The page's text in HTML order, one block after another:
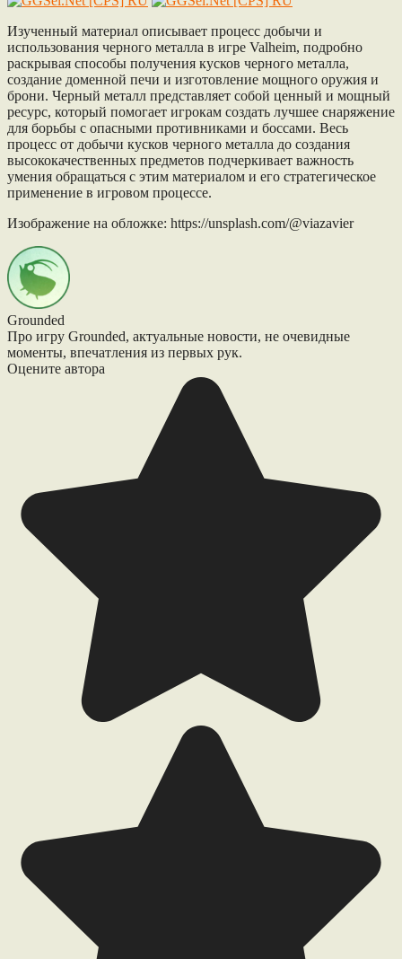
Изученный материал описывает процесс добычи и
использования черного металла в игре Valheim, подробно
раскрывая способы получения кусков черного металла,
создание доменной печи и изготовление мощного оружия и
брони. Черный металл представляет собой ценный и мощный
ресурс, который помогает игрокам создать лучшее снаряжение
для борьбы с опасными противниками и боссами. Весь
процесс от добычи кусков черного металла до создания
высококачественных предметов подчеркивает важность
умения обращаться с этим материалом и его стратегическое
применение в игровом процессе.
Изображение на обложке: https://unsplash.com/@viazavier
Grounded
Про игру Grounded, актуальные новости, не очевидные
моменты, впечатления из первых рук.
Оцените автора